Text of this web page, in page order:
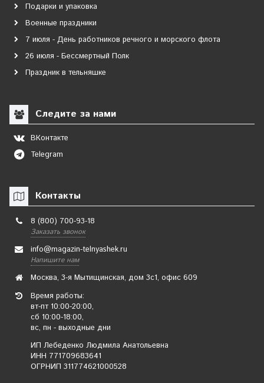
Подарки и упаковка
Военные праздники
7 июля - День работников речного и морского флота
26 июля - Бессмертный Полк
Праздник в тельняшке
Следите за нами
ВКонтакте
Telegram
Контакты
8 (800) 700-93-18
Заказать звонок
info@magazin-telnyashek.ru
Напишите нам
Москва, 3-я Мытищинская, дом 3с1, офис 609
Время работы:
вт-пт 10:00-20:00,
сб 10:00-18:00,
вс, пн - выходные дни
ИП Лебеденко Людмила Анатольевна
ИНН 771709683641
ОГРНИП 311774621000528